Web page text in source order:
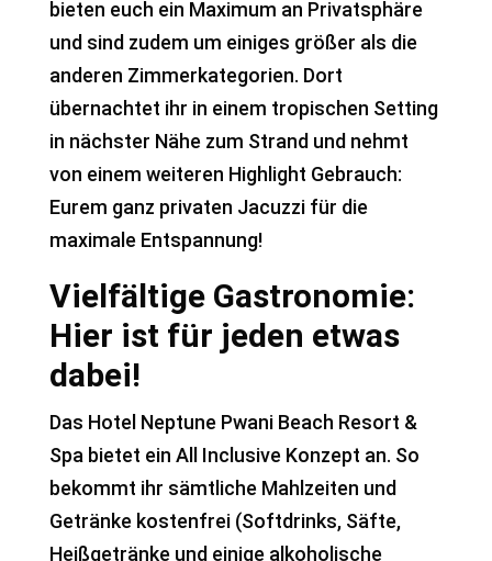
bieten euch ein Maximum an Privatsphäre
und sind zudem um einiges größer als die
anderen Zimmerkategorien. Dort
übernachtet ihr in einem tropischen Setting
in nächster Nähe zum Strand und nehmt
von einem weiteren Highlight Gebrauch:
Eurem ganz privaten Jacuzzi für die
maximale Entspannung!
Vielfältige Gastronomie:
Hier ist für jeden etwas
dabei!
Das Hotel Neptune Pwani Beach Resort &
Spa bietet ein All Inclusive Konzept an. So
bekommt ihr sämtliche Mahlzeiten und
Getränke kostenfrei (Softdrinks, Säfte,
Heißgetränke und einige alkoholische